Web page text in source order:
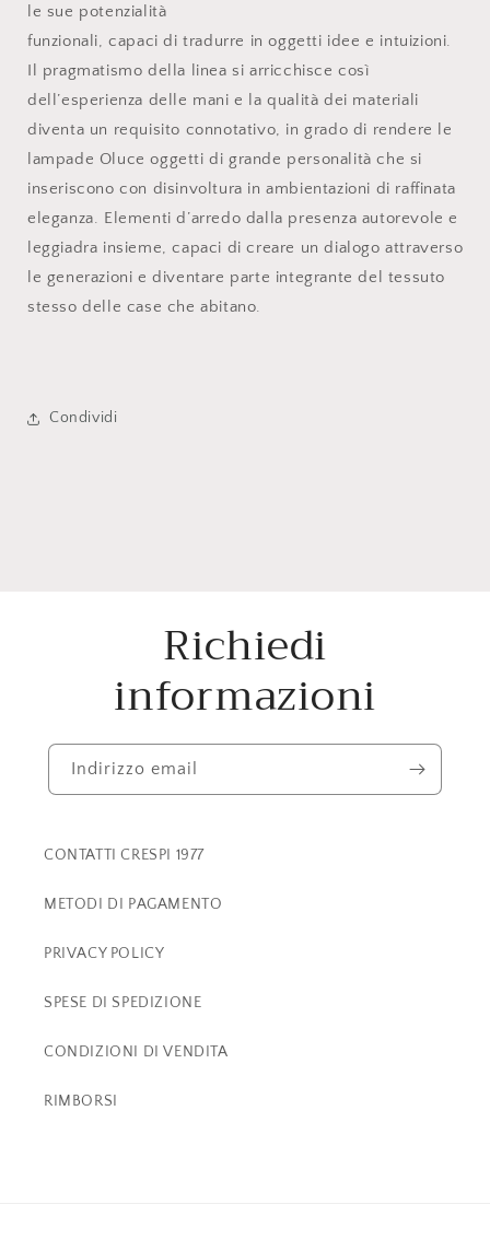
le sue potenzialità
funzionali, capaci di tradurre in oggetti idee e intuizioni.
Il pragmatismo della linea si arricchisce così
dell’esperienza delle mani e la qualità dei materiali
diventa un requisito connotativo, in grado di rendere le
lampade Oluce oggetti di grande personalità che si
inseriscono con disinvoltura in ambientazioni di raffinata
eleganza. Elementi d’arredo dalla presenza autorevole e
leggiadra insieme, capaci di creare un dialogo attraverso
le generazioni e diventare parte integrante del tessuto
stesso delle case che abitano.
Condividi
Richiedi
informazioni
Indirizzo email
CONTATTI CRESPI 1977
METODI DI PAGAMENTO
PRIVACY POLICY
SPESE DI SPEDIZIONE
CONDIZIONI DI VENDITA
RIMBORSI